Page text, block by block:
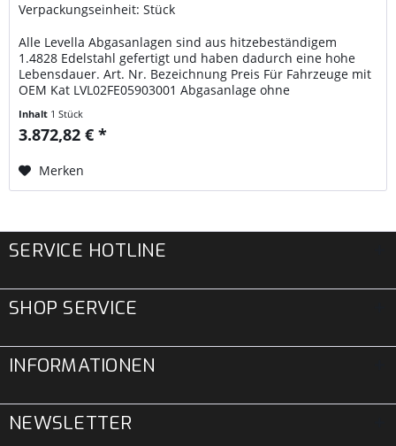
Verpackungseinheit: Stück
Alle Levella Abgasanlagen sind aus hitzebeständigem
1.4828 Edelstahl gefertigt und haben dadurch eine hohe
Lebensdauer. Art. Nr. Bezeichnung Preis Für Fahrzeuge mit
OEM Kat LVL02FE05903001 Abgasanlage ohne
LVL02FE05903002 Abgasanlage mit Abgasklappen
(Optionale Steuerung sollte dazu bestellt werden) 4839,08
Inhalt 1 Stück
3.872,82 € *
Merken
SERVICE HOTLINE
SHOP SERVICE
INFORMATIONEN
NEWSLETTER